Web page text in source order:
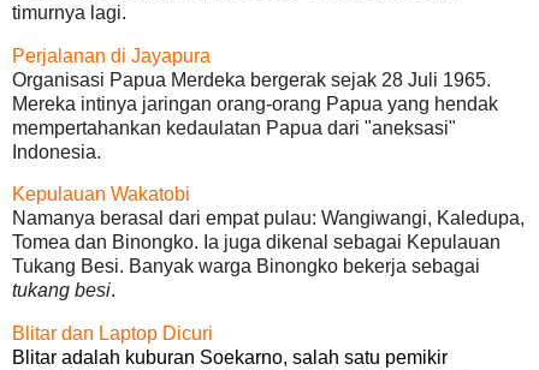
timurnya lagi.
Perjalanan di Jayapura
Organisasi Papua Merdeka bergerak sejak 28 Juli 1965.
Mereka intinya jaringan orang-orang Papua yang hendak
mempertahankan kedaulatan Papua dari "aneksasi"
Indonesia.
Kepulauan Wakatobi
Namanya berasal dari empat pulau: Wangiwangi, Kaledupa,
Tomea dan Binongko. Ia juga dikenal sebagai Kepulauan
Tukang Besi. Banyak warga Binongko bekerja sebagai
tukang besi.
Blitar dan Laptop Dicuri
Blitar adalah kuburan Soekarno, salah satu pemikir